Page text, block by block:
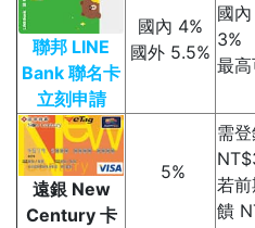
聯邦 LINE
Bank 聯名卡
立刻申請
國內 4%
國外 5.5%
國
3%
最
遠銀 New
Century 卡
5%
需
若
饋